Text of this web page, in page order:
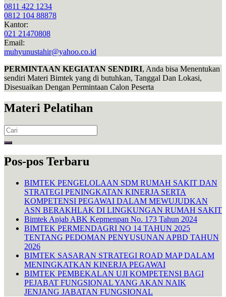
0811 422 1234
0812 104 88878
Kantor:
021 21470808
Email:
muhyunustahir@yahoo.co.id
PERMINTAAN KEGIATAN SENDIRI, Anda bisa Menentukan
sendiri Materi Bimtek yang di butuhkan, Tanggal Dan Lokasi,
Disesuaikan Dengan Permintaan Calon Peserta
Materi Pelatihan
Search
for:
Pos-pos Terbaru
BIMTEK PENGELOLAAN SDM RUMAH SAKIT DAN
STRATEGI PENINGKATAN KINERJA SERTA
KOMPETENSI PEGAWAI DALAM MEWUJUDKAN
ASN BERAKHLAK DI LINGKUNGAN RUMAH SAKIT
Bimtek Anjab ABK Kepmenpan No. 173 Tahun 2024
BIMTEK PERMENDAGRI NO 14 TAHUN 2025
TENTANG PEDOMAN PENYUSUNAN APBD TAHUN
2026
BIMTEK SASARAN STRATEGI ROAD MAP DALAM
MENINGKATKAN KINERJA PEGAWAI
BIMTEK PEMBEKALAN UJI KOMPETENSI BAGI
PEJABAT FUNGSIONAL YANG AKAN NAIK
JENJANG JABATAN FUNGSIONAL